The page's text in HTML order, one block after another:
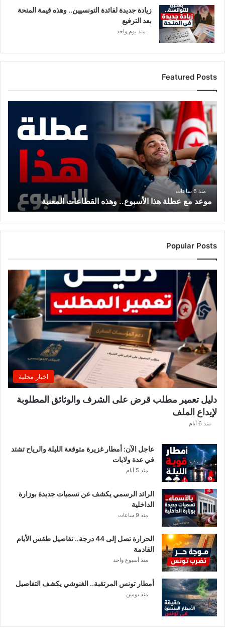
زيادة جديدة لفائدة التونسيين.. وهذه قيمة المنحة
بعد الترفيع
منذ يوم واحد
Featured Posts
موعد
عطلة
هذا
الأسبوع..
وهذه
القطاعات
المعنية
منذ 6 ساعات
موعد مع عطلة هذا الأسبوع.. وهذه القطاعات المعنية
Popular Posts
اخبار محلية
دليل تعمير مطلب قرض على الشرف والوثائق المطلوبة
لإيداع الملف
منذ 6 أيام
عاجل الآن: أمطار غزيرة متوقعة الليلة والرياح تشتد
في عدة ولايات
منذ 5 أيام
الرائد الرسمي يكشف عن تسميات جديدة بوزارة
الداخلية
منذ 9 ساعات
الحرارة تصل إلى 44 درجة.. تفاصيل طقس الأيام
القادمة
منذ أسبوع واحد
أمطار تونس المرتقبة.. الغنوشي يكشف التفاصيل
منذ يومين